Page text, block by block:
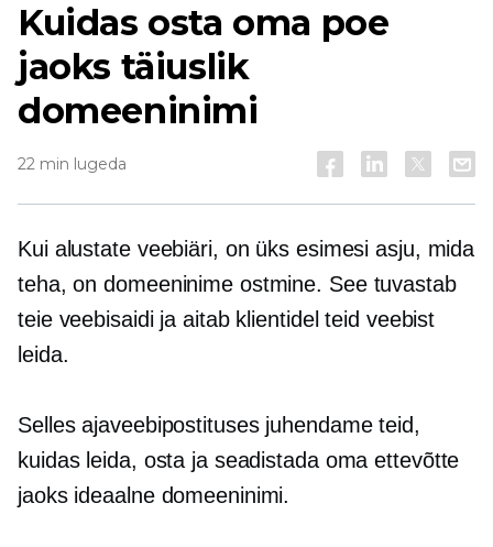
Kuidas osta oma poe
jaoks täiuslik
domeeninimi
22 min lugeda
Kui alustate veebiäri, on üks esimesi asju, mida
teha, on domeeninime ostmine. See tuvastab
teie veebisaidi ja aitab klientidel teid veebist
leida.
Selles ajaveebipostituses juhendame teid,
kuidas leida, osta ja seadistada oma ettevõtte
jaoks ideaalne domeeninimi.